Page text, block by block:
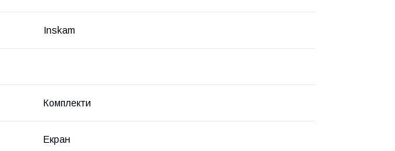
Inskam
Комплекти
Екран